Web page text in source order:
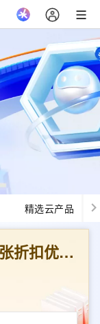
精选云产品
赠送您一张折扣优惠券